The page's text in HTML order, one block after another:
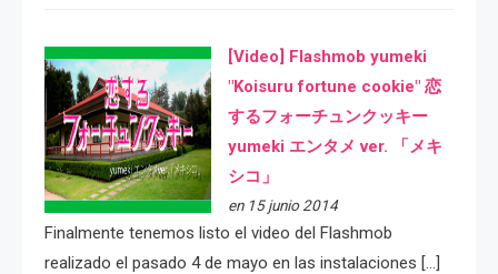
[Video] Flashmob yumeki
"Koisuru fortune cookie" 恋
するフォーチュンクッキー
yumeki エンタメ ver. 「メキ
シコ」
en 15 junio 2014
Finalmente tenemos listo el video del Flashmob
realizado el pasado 4 de mayo en las instalaciones […]